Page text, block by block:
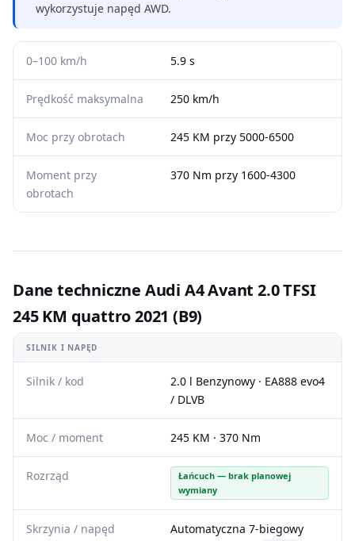
wykorzystuje napęd AWD.
0–100 km/h 5.9 s
Prędkość maksymalna 250 km/h
Moc przy obrotach 245 KM przy 5000-6500
Moment przy
obrotach
370 Nm przy 1600-4300
Dane techniczne Audi A4 Avant 2.0 TFSI
245 KM quattro 2021 (B9)
SILNIK I NAPĘD
Silnik / kod
2.0 l Benzynowy · EA888 evo4
/ DLVB
Moc / moment 245 KM · 370 Nm
Rozrząd
Łańcuch — brak planowej
wymiany
Skrzynia / napęd
Automatyczna 7-biegowy